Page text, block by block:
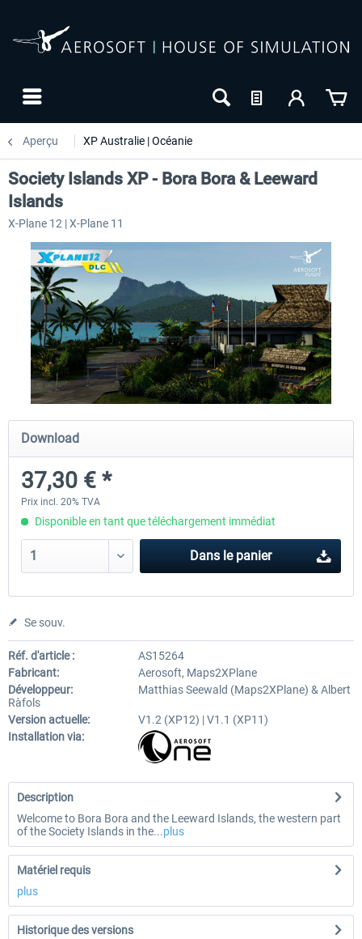
Aperçu XP Australie | Océanie
Leeward Islands
37,30 € *
Society Islands XP - Bora Bora & Leeward
Islands
X-Plane 12 | X-Plane 11
Download
37,30 € *
Prix incl. 20% TVA
Disponible en tant que téléchargement immédiat
Dans le panier
Se souv.
Réf. d'article :
AS15264
Fabricant:
Aerosoft, Maps2XPlane
Développeur:
Matthias Seewald (Maps2XPlane) & Albert
Ràfols
Version actuelle:
V1.2 (XP12) | V1.1 (XP11)
Installation via:
Description
Welcome to Bora Bora and the Leeward Islands, the western part
of the Society Islands in the...plus
Matériel requis
plus
Historique des versions